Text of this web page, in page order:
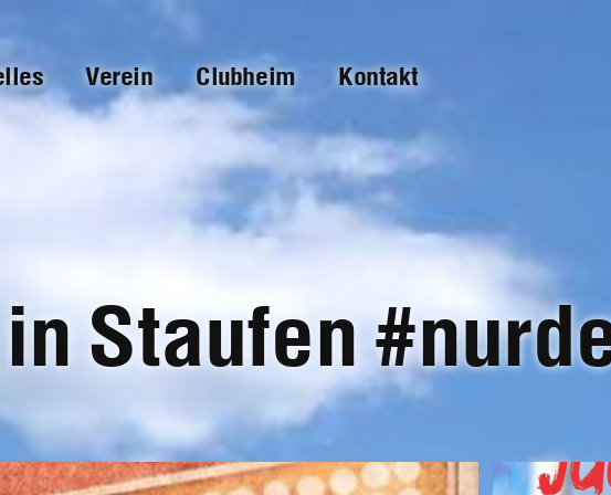
Verein Clubheim Kontakt
Staufen